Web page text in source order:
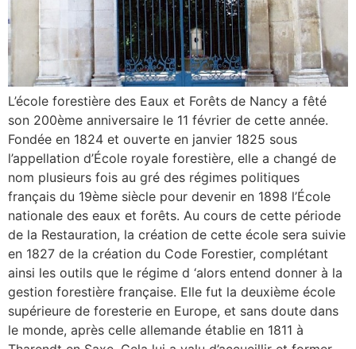
L’école forestière des Eaux et Forêts de Nancy a fêté
son 200ème anniversaire le 11 février de cette année.
Fondée en 1824 et ouverte en janvier 1825 sous
l’appellation d’École royale forestière, elle a changé de
nom plusieurs fois au gré des régimes politiques
français du 19ème siècle pour devenir en 1898 l’École
nationale des eaux et forêts. Au cours de cette période
de la Restauration, la création de cette école sera suivie
en 1827 de la création du Code Forestier, complétant
ainsi les outils que le régime d ‘alors entend donner à la
gestion forestière française. Elle fut la deuxième école
supérieure de foresterie en Europe, et sans doute dans
le monde, après celle allemande établie en 1811 à